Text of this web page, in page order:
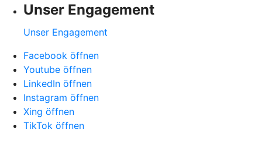
Unser Engagement
Unser Engagement
Facebook öffnen
Youtube öffnen
LinkedIn öffnen
Instagram öffnen
Xing öffnen
TikTok öffnen